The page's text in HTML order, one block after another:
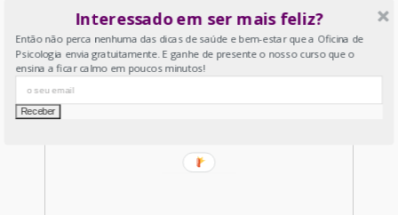
Interessado em ser mais feliz?
Então não perca nenhuma das dicas de saúde e bem-estar que a Oficina de
Psicologia envia gratuitamente. E ganhe de presente o nosso curso que o
ensina a ficar calmo em poucos minutos!